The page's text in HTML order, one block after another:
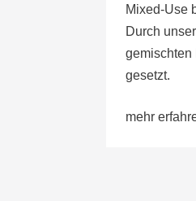
Mixed-Use
Durch
gemischten
gesetzt.
mehr